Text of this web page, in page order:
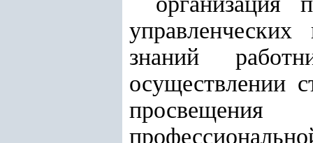
знаний
осуществлении
просвещения